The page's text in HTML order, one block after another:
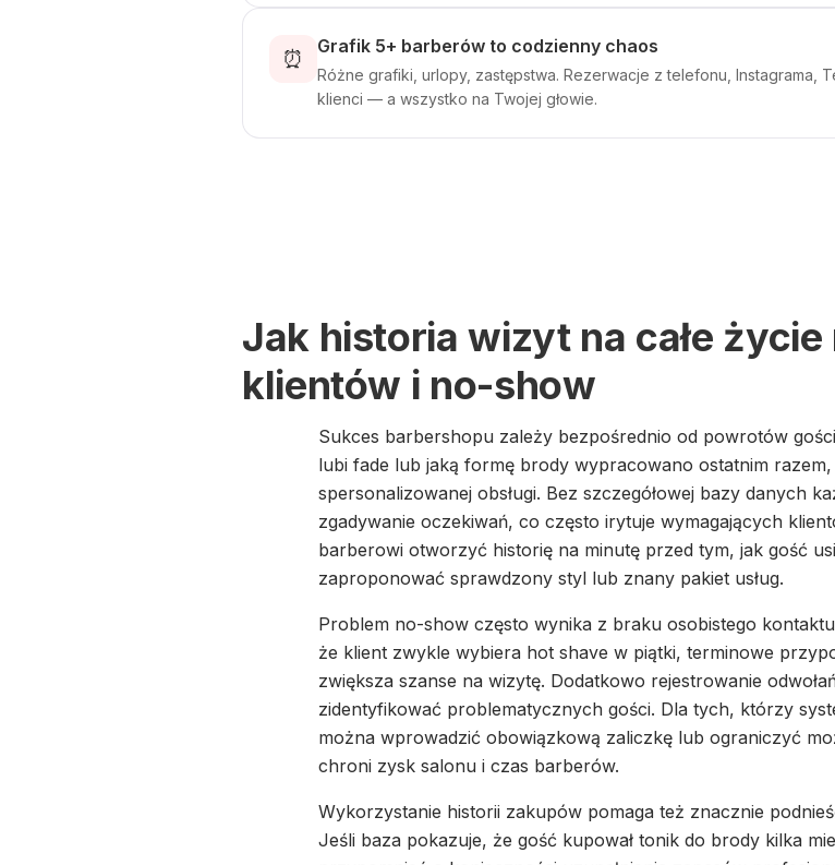
⏰ Grafik 5+ barberów to codzienny chaos
Różne grafiki, urlopy, zastępstwa. Rezerwacje z telefonu, Instagrama,
klienci — a wszystko na Twojej głowie.
Jak historia wizyt na całe
klientów i no-show
Sukces barbershopu zależy bezpośrednio od powrotów
lubi fade lub jaką formę brody wypracowano ostatnim
spersonalizowanej obsługi. Bez szczegółowej bazy danych
zgadywanie oczekiwań, co często irytuje wymagających
barberowi otworzyć historię na minutę przed tym, jak gość
zaproponować sprawdzony styl lub znany pakiet usług.
Problem no-show często wynika z braku osobistego
że klient zwykle wybiera hot shave w piątki, terminowe
zwiększa szanse na wizytę. Dodatkowo rejestrowanie
zidentyfikować problematycznych gości. Dla tych, którzy
można wprowadzić obowiązkową zaliczkę lub ograniczyć
chroni zysk salonu i czas barberów.
Wykorzystanie historii zakupów pomaga też znacznie
Jeśli baza pokazuje, że gość kupował tonik do brody kilka